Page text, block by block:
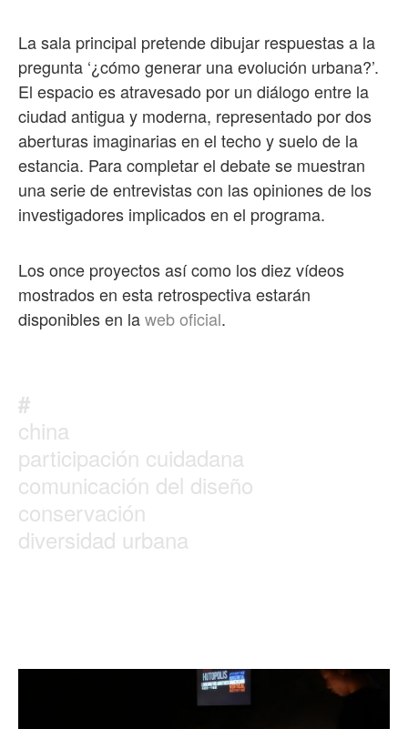
La sala principal pretende dibujar respuestas a la
pregunta ‘¿cómo generar una evolución urbana?’.
El espacio es atravesado por un diálogo entre la
ciudad antigua y moderna, representado por dos
aberturas imaginarias en el techo y suelo de la
estancia. Para completar el debate se muestran
una serie de entrevistas con las opiniones de los
investigadores implicados en el programa.
Los once proyectos así como los diez vídeos
mostrados en esta retrospectiva estarán
disponibles en laweb oficial.
#
china
participación cuidadana
comunicación del diseño
conservación
diversidad urbana